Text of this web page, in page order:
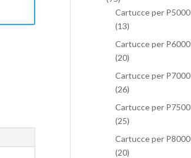
Cartucce per P5000
(13)
Cartucce per P6000
(20)
Cartucce per P7000
(26)
Cartucce per P7500
(25)
Cartucce per P8000
(20)